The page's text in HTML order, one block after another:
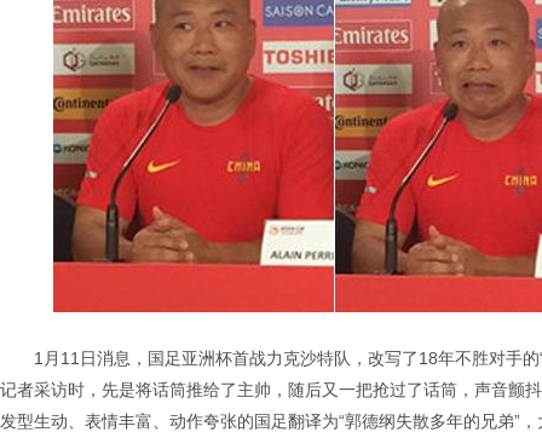
1月11日消息，国足亚洲杯首战力克沙特队，改写了18年不胜对手
记者采访时，先是将话筒推给了主帅，随后又一把抢过了话筒，声音颤
发型生动、表情丰富、动作夸张的国足翻译为“郭德纲失散多年的兄弟”